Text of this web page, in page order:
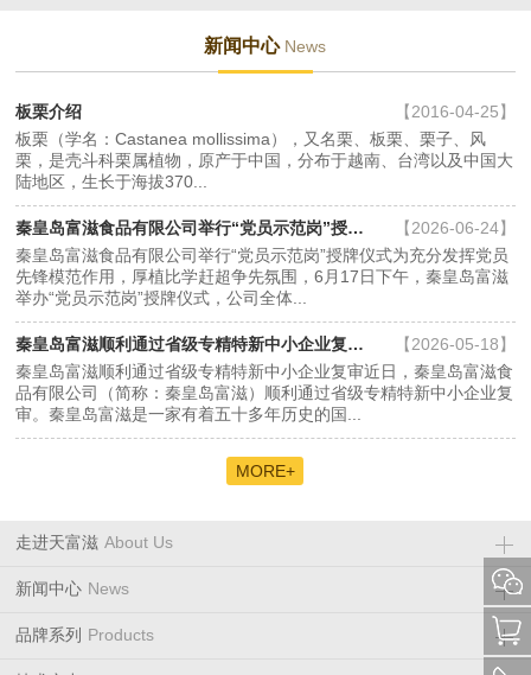
新闻中心 News
板栗介绍
【2016-04-25】
板栗（学名：Castanea mollissima），又名栗、板栗、栗子、风
栗，是壳斗科栗属植物，原产于中国，分布于越南、台湾以及中国大
陆地区，生长于海拔370...
秦皇岛富滋食品有限公司举行“党员示范岗”授牌仪式...
【2026-06-24】
秦皇岛富滋食品有限公司举行“党员示范岗”授牌仪式为充分发挥党员
先锋模范作用，厚植比学赶超争先氛围，6月17日下午，秦皇岛富滋
举办“党员示范岗”授牌仪式，公司全体...
秦皇岛富滋顺利通过省级专精特新中小企业复审...
【2026-05-18】
秦皇岛富滋顺利通过省级专精特新中小企业复审近日，秦皇岛富滋食
品有限公司（简称：秦皇岛富滋）顺利通过省级专精特新中小企业复
审。秦皇岛富滋是一家有着五十多年历史的国...
MORE+
走进天富滋 About Us
新闻中心 News
品牌系列 Products